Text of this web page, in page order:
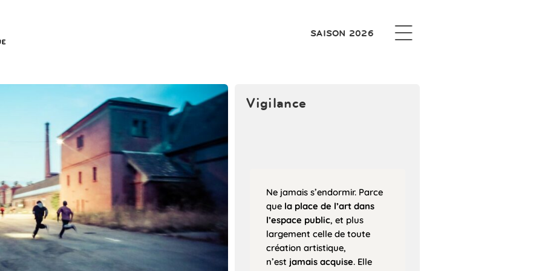
SAISON 2026
Vigilance
Ne jamais s’endormir. Parce
que la place de l’art dans
l’espace public, et plus
largement celle de toute
création artistique,
n’est jamais acquise. Elle